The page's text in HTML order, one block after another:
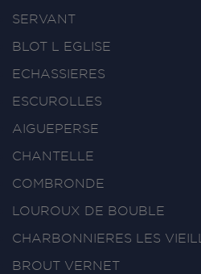
SERVANT
BLOT L EGLISE
ECHASSIERES
ESCUROLLES
AIGUEPERSE
CHANTELLE
COMBRONDE
LOUROUX DE BOUBLE
CHARBONNIERES LES VIEILL
BROUT VERNET